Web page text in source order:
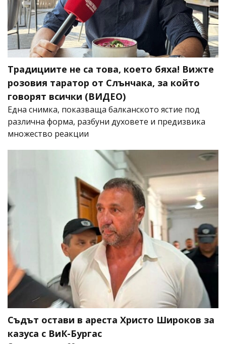
Традициите не са това, което бяха! Вижте
розовия таратор от Слънчака, за който
говорят всички (ВИДЕО)
Една снимка, показваща балканското ястие под
различна форма, разбуни духовете и предизвика
множество реакции
Съдът остави в ареста Христо Широков за
казуса с ВиК-Бургас